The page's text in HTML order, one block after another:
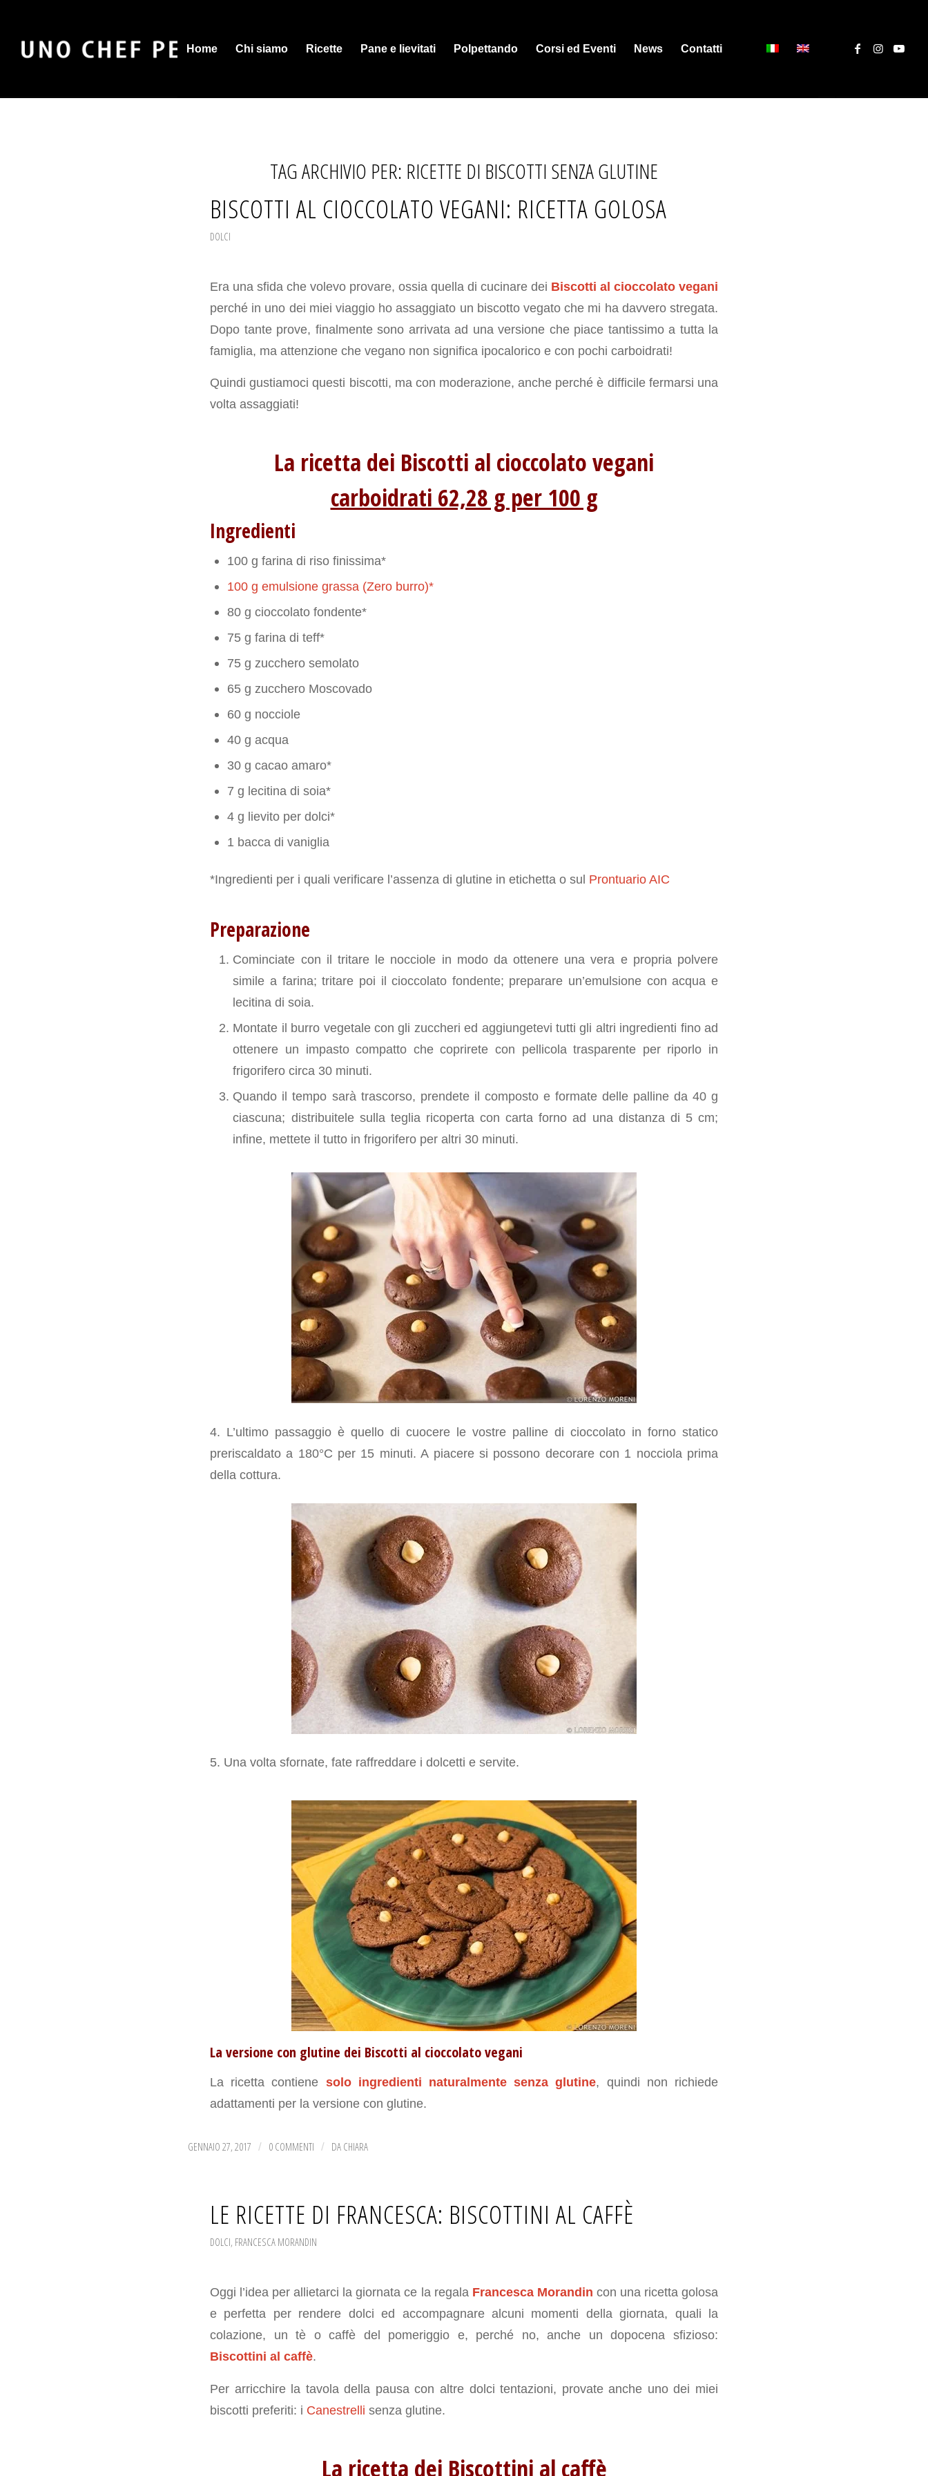
Home Chi siamo Ricette Pane e lievitati Polpettando Corsi ed Eventi News Contatti
TAG ARCHIVIO PER: RICETTE DI BISCOTTI SENZA GLUTINE
BISCOTTI AL CIOCCOLATO VEGANI: RICETTA GOLOSA
DOLCI
Era una sfida che volevo provare, ossia quella di cucinare dei Biscotti al cioccolato vegani
perché in uno dei miei viaggio ho assaggiato un biscotto vegato che mi ha davvero stregata.
Dopo tante prove, finalmente sono arrivata ad una versione che piace tantissimo a tutta la
famiglia, ma attenzione che vegano non significa ipocalorico e con pochi carboidrati!
Quindi gustiamoci questi biscotti, ma con moderazione, anche perché è difficile fermarsi una
volta assaggiati!
La ricetta dei Biscotti al cioccolato vegani
carboidrati 62,28 g per 100 g
Ingredienti
100 g farina di riso finissima*
100 g emulsione grassa (Zero burro)*
80 g cioccolato fondente*
75 g farina di teff*
75 g zucchero semolato
65 g zucchero Moscovado
60 g nocciole
40 g acqua
30 g cacao amaro*
7 g lecitina di soia*
4 g lievito per dolci*
1 bacca di vaniglia
*Ingredienti per i quali verificare l’assenza di glutine in etichetta o sul Prontuario AIC
Preparazione
Cominciate con il tritare le nocciole in modo da ottenere una vera e propria polvere
simile a farina; tritare poi il cioccolato fondente; preparare un’emulsione con acqua e
lecitina di soia.
Montate il burro vegetale con gli zuccheri ed aggiungetevi tutti gli altri ingredienti fino ad
ottenere un impasto compatto che coprirete con pellicola trasparente per riporlo in
frigorifero circa 30 minuti.
Quando il tempo sarà trascorso, prendete il composto e formate delle palline da 40 g
ciascuna; distribuitele sulla teglia ricoperta con carta forno ad una distanza di 5 cm;
infine, mettete il tutto in frigorifero per altri 30 minuti.
4. L’ultimo passaggio è quello di cuocere le vostre palline di cioccolato in forno statico
preriscaldato a 180°C per 15 minuti. A piacere si possono decorare con 1 nocciola prima
della cottura.
5. Una volta sfornate, fate raffreddare i dolcetti e servite.
La versione con glutine dei Biscotti al cioccolato vegani
La ricetta contiene solo ingredienti naturalmente senza glutine, quindi non richiede
adattamenti per la versione con glutine.
GENNAIO 27, 2017 / 0 COMMENTI / DA CHIARA
LE RICETTE DI FRANCESCA: BISCOTTINI AL CAFFÈ
DOLCI, FRANCESCA MORANDIN
Oggi l’idea per allietarci la giornata ce la regala Francesca Morandin con una ricetta golosa
e perfetta per rendere dolci ed accompagnare alcuni momenti della giornata, quali la
colazione, un tè o caffè del pomeriggio e, perché no, anche un dopocena sfizioso:
Biscottini al caffè.
Per arricchire la tavola della pausa con altre dolci tentazioni, provate anche uno dei miei
biscotti preferiti: i Canestrelli senza glutine.
La ricetta dei Biscottini al caffè